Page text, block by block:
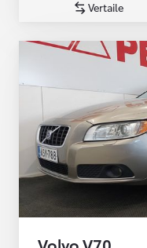
Vertaile